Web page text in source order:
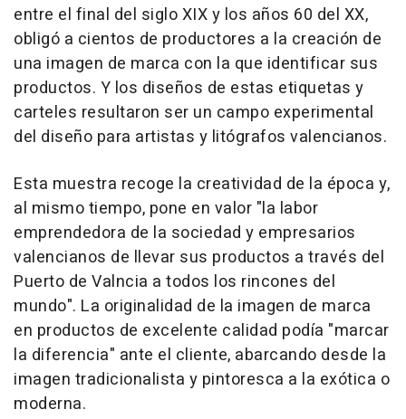
entre el final del siglo XIX y los años 60 del XX,
obligó a cientos de productores a la creación de
una imagen de marca con la que identificar sus
productos. Y los diseños de estas etiquetas y
carteles resultaron ser un campo experimental
del diseño para artistas y litógrafos valencianos.
Esta muestra recoge la creatividad de la época y,
al mismo tiempo, pone en valor "la labor
emprendedora de la sociedad y empresarios
valencianos de llevar sus productos a través del
Puerto de Valncia a todos los rincones del
mundo". La originalidad de la imagen de marca
en productos de excelente calidad podía "marcar
la diferencia" ante el cliente, abarcando desde la
imagen tradicionalista y pintoresca a la exótica o
moderna.